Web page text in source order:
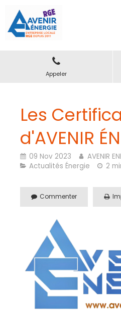
Appeler
Les
d'AVENIR
09 Nov 2023
AVENIR
Actualités Énergie
2
Commenter